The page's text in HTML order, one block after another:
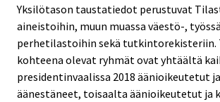
Yksilötason taustatiedot perustuvat
aineistoihin, muun muassa väestö-,
perhetilastoihin sekä tutkintorekisteriin.
kohteena olevat ryhmät ovat yhtäältä
presidentinvaalissa 2018 äänioikeutetut
äänestäneet, toisaalta äänioikeutetut ja